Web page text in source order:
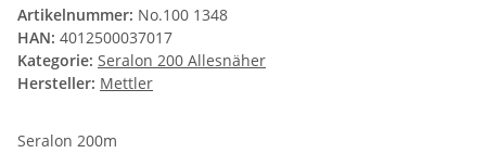
Artikelnummer: No.100 1348
HAN: 4012500037017
Kategorie: Seralon 200 Allesnäher
Hersteller: Mettler
Seralon 200m